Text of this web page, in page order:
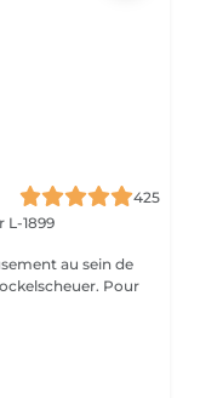
425
L-1899
au sein de
Pour